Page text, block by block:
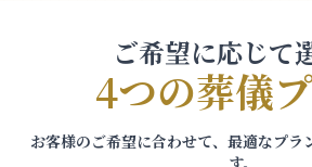
ご希望に応じて
4つの葬儀
お客様のご希望に合わせて、最適なプラ
す。